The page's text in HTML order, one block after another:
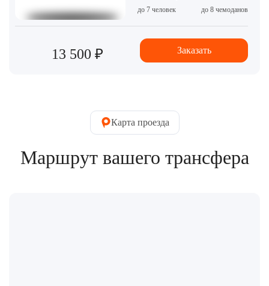
до 7 человек
до 8 чемоданов
13 500 ₽ Заказать
Карта проезда
Маршрут вашего трансфера